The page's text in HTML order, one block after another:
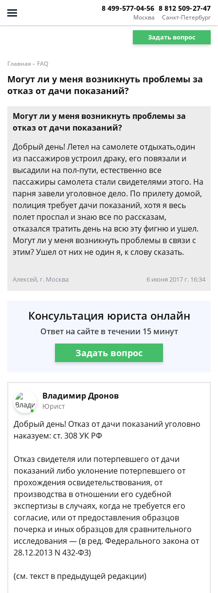
Москва
8 499-577-04-56
Санкт-Петербург
8 812 509-27-47
Задать вопрос
Главная - FAQ
Могут ли у меня возникнуть проблемы за
отказ от дачи показаний?
Могут ли у меня возникнуть проблемы за
отказ от дачи показаний?
Добрый день! Летел на самолете отдыхать,один
из пассажиров устроил драку, его повязали и
высадили на пол-пути, естественно все
пассажиры самолета стали свидетелями этого. На
парня завели уголовное дело. По прилету домой,
полиция требует дачи показаний, хотя я весь
полет проспал и знаю все по рассказам,
отказался тратить день на всю эту фигню и ушел.
Могут ли у меня возникнуть проблемы в связи с
этим? Ушел от них не один я, к слову сказать.
Алексей, г. Москва 6 июня 2017 г. 16:34
Консультация юриста онлайн
Ответ на сайте в течении 15 минут
Задать вопрос
Владимир Дронов
Юрист
Добрый день! Отказ от дачи показаний уголовно
наказуем: ст. 308 УК РФ
Отказ свидетеля или потерпевшего от дачи
показаний либо уклонение потерпевшего от
прохождения освидетельствования, от
производства в отношении его судебной
экспертизы в случаях, когда не требуется его
согласие, или от предоставления образцов
почерка и иных образцов для сравнительного
исследования — (в ред. Федерального закона от
28.12.2013 N 432-ФЗ)
(см. текст в предыдущей редакции)